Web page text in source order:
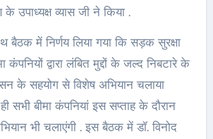
के उपाध्यक्ष व्यास जी ने किया .
बैठक में निर्णय लिया गया कि सड़क सुरक्षा
कंपनियों द्वारा लंबित मुद्दों के जल्द निबटारे के
के सहयोग से विशेष अभियान चलाया
सभी बीमा कंपनियां इस सप्ताह के दौरान
भी चलाएंगी . इस बैठक में डॉ. विनोद